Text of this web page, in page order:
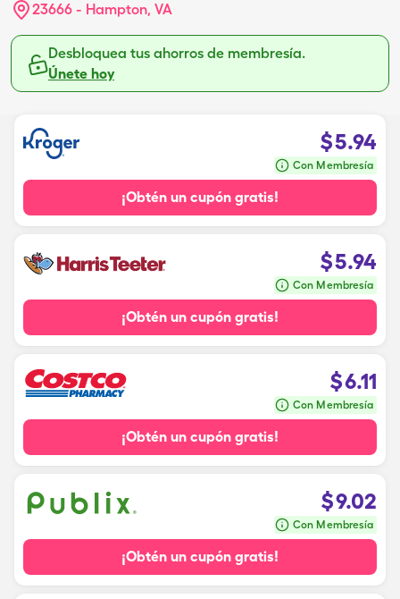
23666 - Hampton, VA
Desbloquea tus ahorros de membresía.
Únete hoy
$5.94
Con Membresía
¡Obtén un cupón gratis!
$5.94
Con Membresía
¡Obtén un cupón gratis!
$6.11
Con Membresía
¡Obtén un cupón gratis!
$9.02
Con Membresía
¡Obtén un cupón gratis!